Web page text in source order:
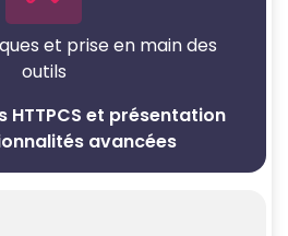
et prise en main des
outils
HTTPCS et présentation
avancées